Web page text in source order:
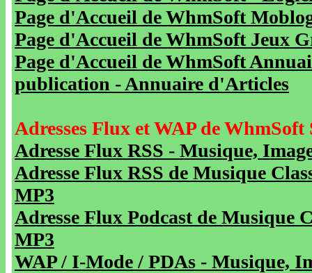
Page d'Accueil de WhmSoft
Page d'Accueil de WhmSoft Jeux
Page d'Accueil de WhmSoft
publication - Annuaire d'Articles
Adresses Flux et WAP de WhmSoft
Adresse Flux RSS - Musique,
Adresse Flux RSS de Musique
MP3
Adresse Flux Podcast de Musique
MP3
WAP / I-Mode / PDAs - Musique,